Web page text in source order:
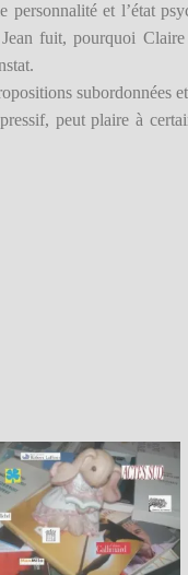
personnalité et l’état
fuit, pourquoi
subordonnées
peut plaire à